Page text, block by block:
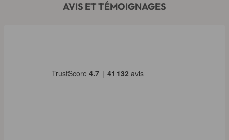
AVIS ET TÉMOIGNAGES